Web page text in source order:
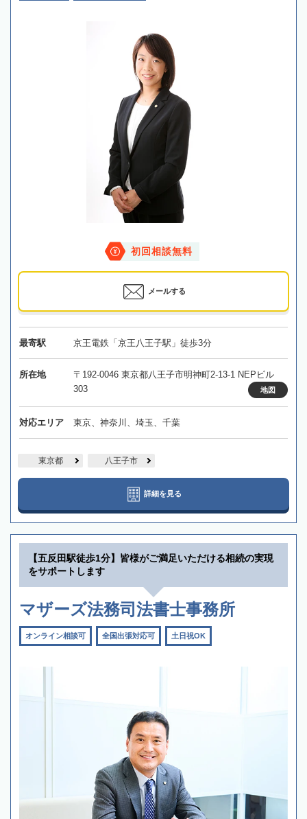
初回相談無料
メールする
最寄駅 京王電鉄「京王八王子駅」徒歩3分
所在地
〒192-0046 東京都八王子市明神町2-13-1 NEPビル
303
地図
対応エリア 東京、神奈川、埼玉、千葉
東京都 八王子市
詳細を見る
【五反田駅徒歩1分】皆様がご満足いただける相続の実現
をサポートします
マザーズ法務司法書士事務所
オンライン相談可 全国出張対応可 土日祝OK